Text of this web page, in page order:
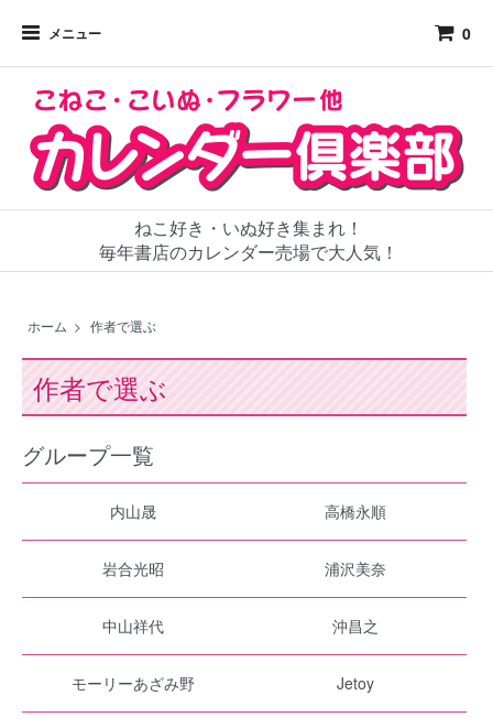
メニュー 0
ねこ好き・いぬ好き集まれ！
毎年書店のカレンダー売場で大人気！
ホーム > 作者で選ぶ
作者で選ぶ
グループ一覧
内山晟 高橋永順
岩合光昭 浦沢美奈
中山祥代 沖昌之
モーリーあざみ野 Jetoy